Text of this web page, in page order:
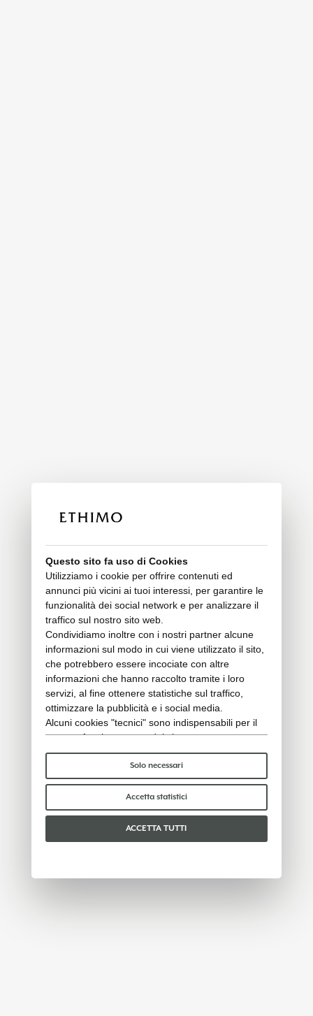
Questo sito fa uso di Cookies
Utilizziamo i cookie per offrire contenuti ed
annunci più vicini ai tuoi interessi, per garantire le
funzionalità dei social network e per analizzare il
traffico sul nostro sito web.
Condividiamo inoltre con i nostri partner alcune
informazioni sul modo in cui viene utilizzato il sito,
che potrebbero essere incociate con altre
informazioni che hanno raccolto tramite i loro
servizi, al fine ottenere statistiche sul traffico,
ottimizzare la pubblicità e i social media.
Alcuni cookies "tecnici" sono indispensabili per il
corretto funzionamento del sito e non trattano o
condividono con terzi alcun dato personale. Per
saperne di più puoi consultare la nostra
policy.
Per favore, scegli quali cookie accettare:
Solo necessari
Accetta statistici
ACCETTA TUTTI